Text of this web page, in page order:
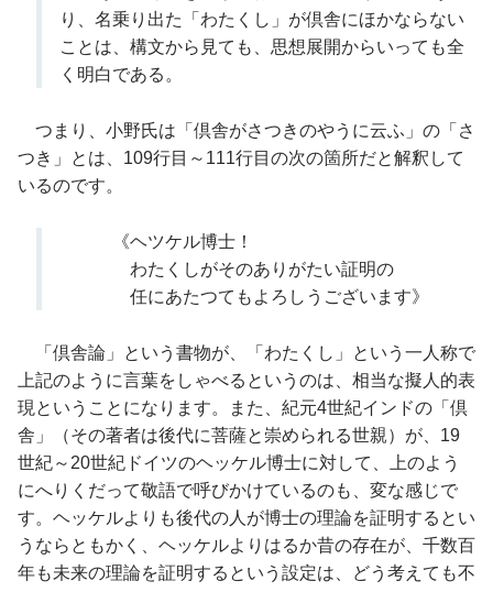
り、名乗り出た「わたくし」が倶舎にほかならない
ことは、構文から見ても、思想展開からいっても全
く明白である。
つまり、小野氏は「倶舎がさつきのやうに云ふ」の「さ
つき」とは、109行目～111行目の次の箇所だと解釈して
いるのです。
《ヘツケル博士！
わたくしがそのありがたい証明の
任にあたつてもよろしうございます》
「倶舎論」という書物が、「わたくし」という一人称で
上記のように言葉をしゃべるというのは、相当な擬人的表
現ということになります。また、紀元4世紀インドの「倶
舎」（その著者は後代に菩薩と崇められる世親）が、19
世紀～20世紀ドイツのヘッケル博士に対して、上のよう
にへりくだって敬語で呼びかけているのも、変な感じで
す。ヘッケルよりも後代の人が博士の理論を証明するとい
うならともかく、ヘッケルよりはるか昔の存在が、千数百
年も未来の理論を証明するという設定は、どう考えても不